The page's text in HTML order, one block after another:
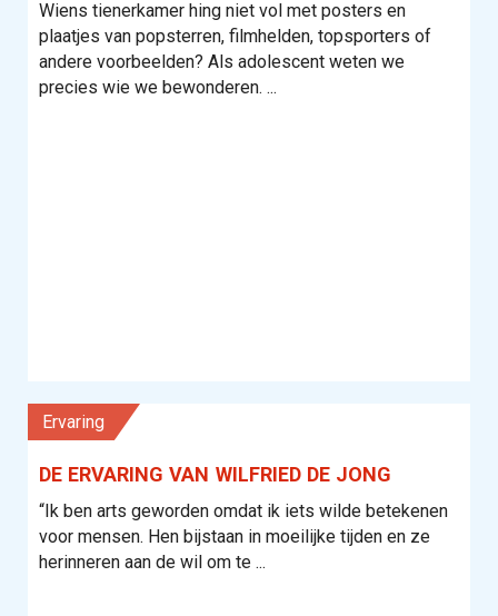
Wiens tienerkamer hing niet vol met posters en
plaatjes van popsterren, filmhelden, topsporters of
andere voorbeelden? Als adolescent weten we
precies wie we bewonderen. ...
Ervaring
DE ERVARING VAN WILFRIED DE JONG
“Ik ben arts geworden omdat ik iets wilde betekenen
voor mensen. Hen bijstaan in moeilijke tijden en ze
herinneren aan de wil om te ...